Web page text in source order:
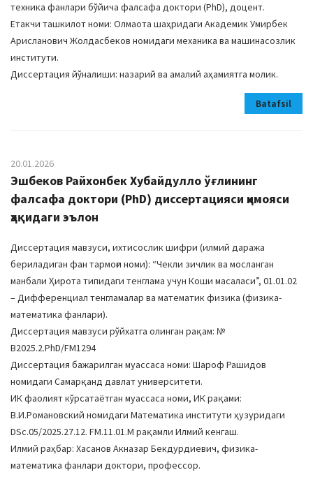
техника фанлари бўйича фалсафа доктори (PhD), доцент.
Етакчи ташкилот номи: Олмаота шаҳридаги Академик Умирбек
Арисланович Жолдасбеков номидаги механика ва машинасозлик
институти.
Диссертация йўналиши: назарий ва амалий аҳамиятга молик.
Batafsil
20.01.2026
Эшбеков Райхонбек Хубайдулло ўғлининг
фалсафа доктори (PhD) диссертацияси ҳимояси
ҳақидаги эълон
Диссертация мавзуси, ихтисослик шифри (илмий даража
бериладиган фан тармоғи номи): “Чекли зичлик ва мосланган
манбали Ҳирота типидаги тенглама учун Коши масаласи”, 01.01.02
– Дифференциал тенгламалар ва математик физика (физика-
математика фанлари).
Диссертация мавзуси рўйхатга олинган рақам: №
В2025.2.PhD/FM1294
Диссертация бажарилган муассаса номи: Шароф Рашидов
номидаги Самарқанд давлат университети.
ИК фаолият кўрсатаётган муассаса номи, ИК рақами:
В.И.Романовский номидаги Математика институти ҳузуридаги
DSc.05/2025.27.12. FM.11.01.М рақамли Илмий кенгаш.
Илмий раҳбар: Хасанов Акназар Бекдурдиевич, физика-
математика фанлари доктори, профессор.